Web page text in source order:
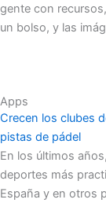
gente con
un bolso, y las
Apps
Crecen los clubes
pistas de pádel
En los últimos
deportes más
España y en otros